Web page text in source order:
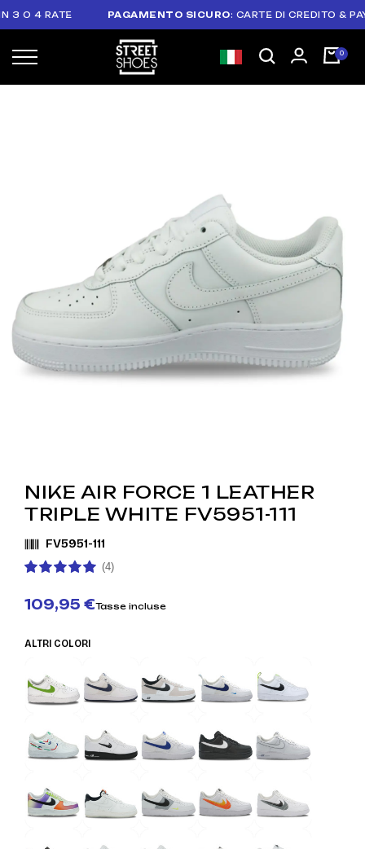
4 RATE PAGAMENTO SICURO: CARTE DI CREDITO & PAYPAL
NIKE AIR FORCE 1 LEATHER
TRIPLE WHITE FV5951-111
FV5951-111
(4)
109,95 €Tasse incluse
ALTRI COLORI